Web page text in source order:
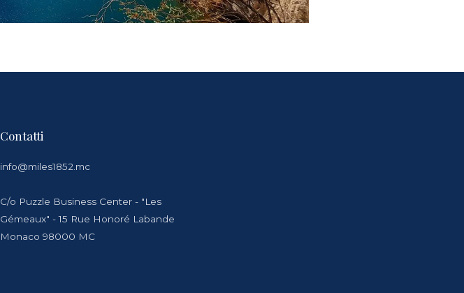
Contatti
info@miles1852.mc
C/o Puzzle Business Center - "Les
Gémeaux" - 15 Rue Honoré Labande
Monaco 98000 MC